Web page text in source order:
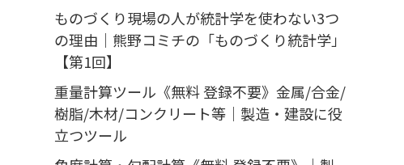
ものづくり現場の人が統計学を使わない3つ
の理由｜熊野コミチの「ものづくり統計学」
【第1回】
重量計算ツール《無料 登録不要》金属/合金/
樹脂/木材/コンクリート等｜製造・建設に役
立つツール